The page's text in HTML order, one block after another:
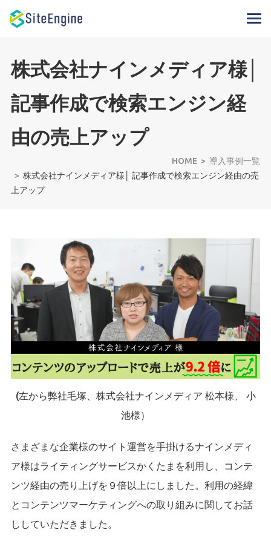
株式会社ナインメディア様│
記事作成で検索エンジン経
由の売上アップ
HOME
導入事例一覧
株式会社ナインメディア様│ 記事作成で検索エンジン経由の売
上アップ
(左から弊社毛塚、株式会社ナインメディア 松本様、 小
池様）
さまざまな企業様のサイト運営を手掛けるナインメディ
ア様はライティングサービスかくたまを利用し、コンテ
ンツ経由の売り上げを９倍以上にしました。利用の経緯
とコンテンツマーケティングへの取り組みに関してお話
ししていただきました。